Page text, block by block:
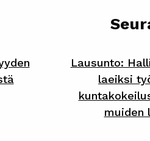
Lausunto:
laeiksi
muiden